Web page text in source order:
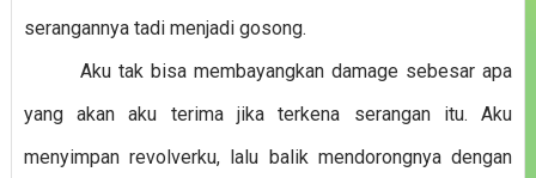
serangannya tadi menjadi gosong.
Aku tak bisa membayangkan damage sebesar apa
yang akan aku terima jika terkena serangan itu. Aku
menyimpan revolverku, lalu balik mendorongnya dengan